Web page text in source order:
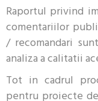
Raportul privind
comentariilor
/ recomandari
analiza a calitatii
Tot in cadrul
pentru proiecte